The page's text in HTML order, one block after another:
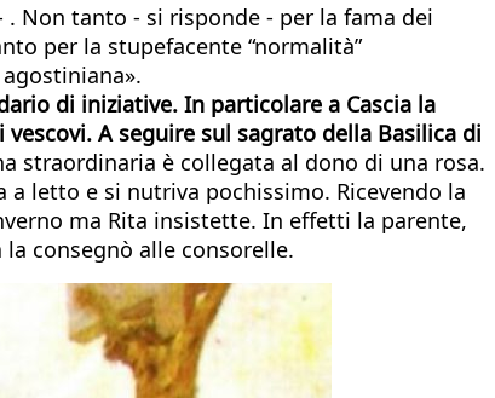
Non tanto - si risponde - per la fama dei
per la stupefacente “normalità”
di iniziative. In particolare a Cascia la
A seguire sul sagrato della Basilica di
straordinaria è collegata al dono di una rosa.
letto e si nutriva pochissimo. Ricevendo la
ma Rita insistette. In effetti la parente,
consegnò alle consorelle.